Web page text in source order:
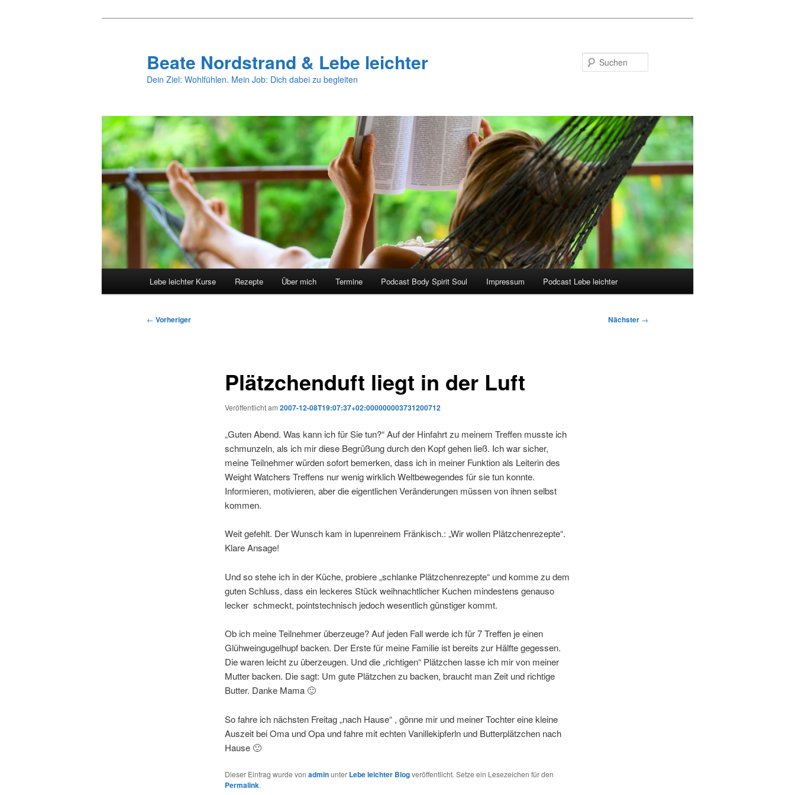
Beate Nordstrand & Lebe leichter
Dein Ziel: Wohlfühlen. Mein Job: Dich dabei zu begleiten
Lebe leichter Kurse Rezepte Über mich Termine Podcast Body Spirit Soul Impressum Podcast Lebe leichter
Beitragsnavigation
← Vorheriger Nächster →
Plätzchenduft liegt in der Luft
Veröffentlicht am 2007-12-08T19:07:37+02:000000003731200712
„Guten Abend. Was kann ich für Sie tun?“ Auf der Hinfahrt zu meinem Treffen musste ich
schmunzeln, als ich mir diese Begrüßung durch den Kopf gehen ließ. Ich war sicher,
meine Teilnehmer würden sofort bemerken, dass ich in meiner Funktion als Leiterin des
Weight Watchers Treffens nur wenig wirklich Weltbewegendes für sie tun konnte.
Informieren, motivieren, aber die eigentlichen Veränderungen müssen von ihnen selbst
kommen.
Weit gefehlt. Der Wunsch kam in lupenreinem Fränkisch.: „Wir wollen Plätzchenrezepte“.
Klare Ansage!
Und so stehe ich in der Küche, probiere „schlanke Plätzchenrezepte“ und komme zu dem
guten Schluss, dass ein leckeres Stück weihnachtlicher Kuchen mindestens genauso
lecker schmeckt, pointstechnisch jedoch wesentlich günstiger kommt.
Ob ich meine Teilnehmer überzeuge? Auf jeden Fall werde ich für 7 Treffen je einen
Glühweingugelhupf backen. Der Erste für meine Familie ist bereits zur Hälfte gegessen.
Die waren leicht zu überzeugen. Und die „richtigen“ Plätzchen lasse ich mir von meiner
Mutter backen. Die sagt: Um gute Plätzchen zu backen, braucht man Zeit und richtige
Butter. Danke Mama 🙂
So fahre ich nächsten Freitag „nach Hause“ , gönne mir und meiner Tochter eine kleine
Auszeit bei Oma und Opa und fahre mit echten Vanillekipferln und Butterplätzchen nach
Hause 🙂
Dieser Eintrag wurde von adminunter Lebe leichter Blogveröffentlicht. Setze ein Lesezeichen für den
Permalink.